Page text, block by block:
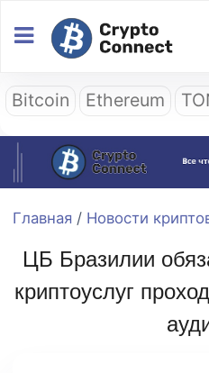
Bitcoin Ethereum
Главная / Новости
ЦБ Бразилии
криптоуслуг